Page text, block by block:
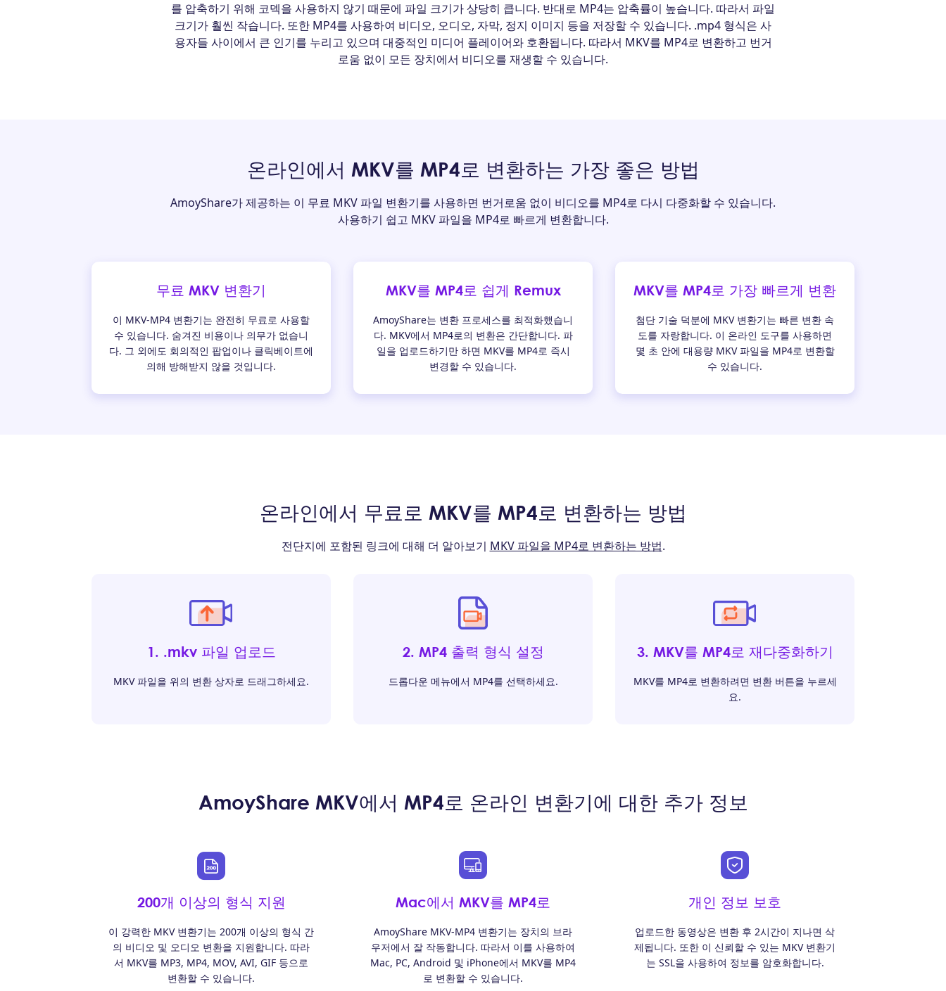
를 압축하기 위해 코덱을 사용하지 않기 때문에 파일 크기가 상당히 큽니다. 반대로 MP4는 압축률이 높습니다. 따라서 파일
크기가 훨씬 작습니다. 또한 MP4를 사용하여 비디오, 오디오, 자막, 정지 이미지 등을 저장할 수 있습니다. .mp4 형식은 사
용자들 사이에서 큰 인기를 누리고 있으며 대중적인 미디어 플레이어와 호환됩니다. 따라서 MKV를 MP4로 변환하고 번거
로움 없이 모든 장치에서 비디오를 재생할 수 있습니다.
온라인에서 MKV를 MP4로 변환하는 가장 좋은 방법
AmoyShare가 제공하는 이 무료 MKV 파일 변환기를 사용하면 번거로움 없이 비디오를 MP4로 다시 다중화할 수 있습니다.
사용하기 쉽고 MKV 파일을 MP4로 빠르게 변환합니다.
무료 MKV 변환기
이 MKV-MP4 변환기는 완전히 무료로 사용할
수 있습니다. 숨겨진 비용이나 의무가 없습니
다. 그 외에도 회의적인 팝업이나 클릭베이트에
의해 방해받지 않을 것입니다.
MKV를 MP4로 쉽게 Remux
AmoyShare는 변환 프로세스를 최적화했습니
다. MKV에서 MP4로의 변환은 간단합니다. 파
일을 업로드하기만 하면 MKV를 MP4로 즉시
변경할 수 있습니다.
MKV를 MP4로 가장 빠르게 변환
첨단 기술 덕분에 MKV 변환기는 빠른 변환 속
도를 자랑합니다. 이 온라인 도구를 사용하면
몇 초 안에 대용량 MKV 파일을 MP4로 변환할
수 있습니다.
온라인에서 무료로 MKV를 MP4로 변환하는 방법
전단지에 포함된 링크에 대해 더 알아보기 MKV 파일을 MP4로 변환하는 방법.
1. .mkv 파일 업로드
MKV 파일을 위의 변환 상자로 드래그하세요.
2. MP4 출력 형식 설정
드롭다운 메뉴에서 MP4를 선택하세요.
3. MKV를 MP4로 재다중화하기
MKV를 MP4로 변환하려면 변환 버튼을 누르세
요.
AmoyShare MKV에서 MP4로 온라인 변환기에 대한 추가 정보
200개 이상의 형식 지원
이 강력한 MKV 변환기는 200개 이상의 형식 간
의 비디오 및 오디오 변환을 지원합니다. 따라
서 MKV를 MP3, MP4, MOV, AVI, GIF 등으로
변환할 수 있습니다.
Mac에서 MKV를 MP4로
AmoyShare MKV-MP4 변환기는 장치의 브라
우저에서 잘 작동합니다. 따라서 이를 사용하여
Mac, PC, Android 및 iPhone에서 MKV를 MP4
로 변환할 수 있습니다.
개인 정보 보호
업로드한 동영상은 변환 후 2시간이 지나면 삭
제됩니다. 또한 이 신뢰할 수 있는 MKV 변환기
는 SSL을 사용하여 정보를 암호화합니다.